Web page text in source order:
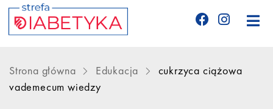
Strona główna Edukacja
cukrzyca ciążowa
vademecum wiedzy